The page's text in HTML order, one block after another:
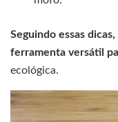
Seguindo essas
ferramenta versátil
ecológica.